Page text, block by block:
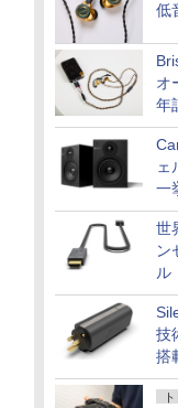
低
オ
年
ェ
一
世
ン
ル
技
搭
「